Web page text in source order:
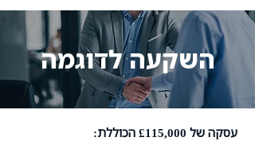
השקעה לדוגמה
עסקה של £115,000 הכוללת: